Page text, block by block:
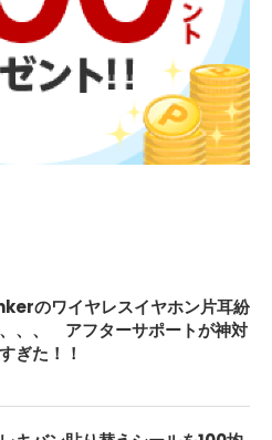
のワイヤレスイヤホン片耳紛
、、 アフターサポートが神対
ぎた！！